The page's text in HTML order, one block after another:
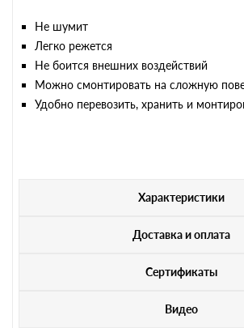
Не шумит
Легко режется
Не боится внешних воздействий
Можно смонтировать на сложную
Удобно перевозить, хранить и
Характеристики
Доставка и оплата
Сертификаты
Видео